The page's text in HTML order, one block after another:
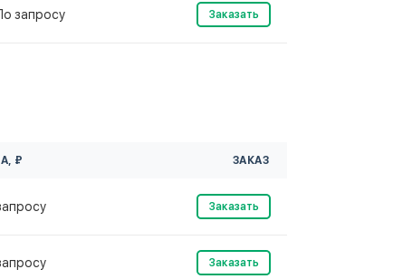
запросу Заказать
₽ ЗАКАЗ
Заказать
Заказать